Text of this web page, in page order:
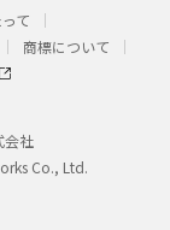
て
商標について
会社
Co., Ltd.